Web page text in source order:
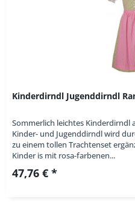
Kinderdirndl Jugenddirndl
Sommerlich leichtes Kinderdirndl
Kinder- und Jugenddirndl wird
zu einem tollen Trachtenset
Kinder is mit rosa-farbenen...
47,76 € *